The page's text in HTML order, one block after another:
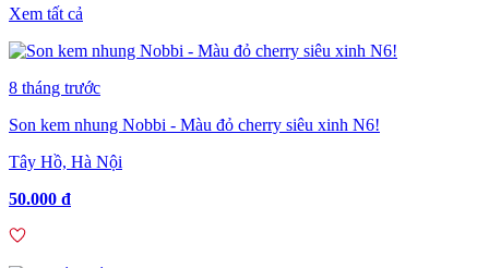
Xem tất cả
8 tháng trước
Son kem nhung Nobbi - Màu đỏ cherry siêu xinh N6!
Tây Hồ, Hà Nội
50.000 đ